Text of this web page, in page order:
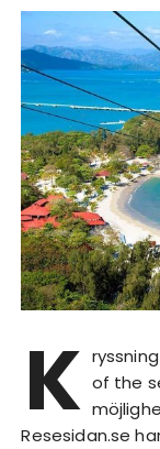
K of the
Resesidan.se